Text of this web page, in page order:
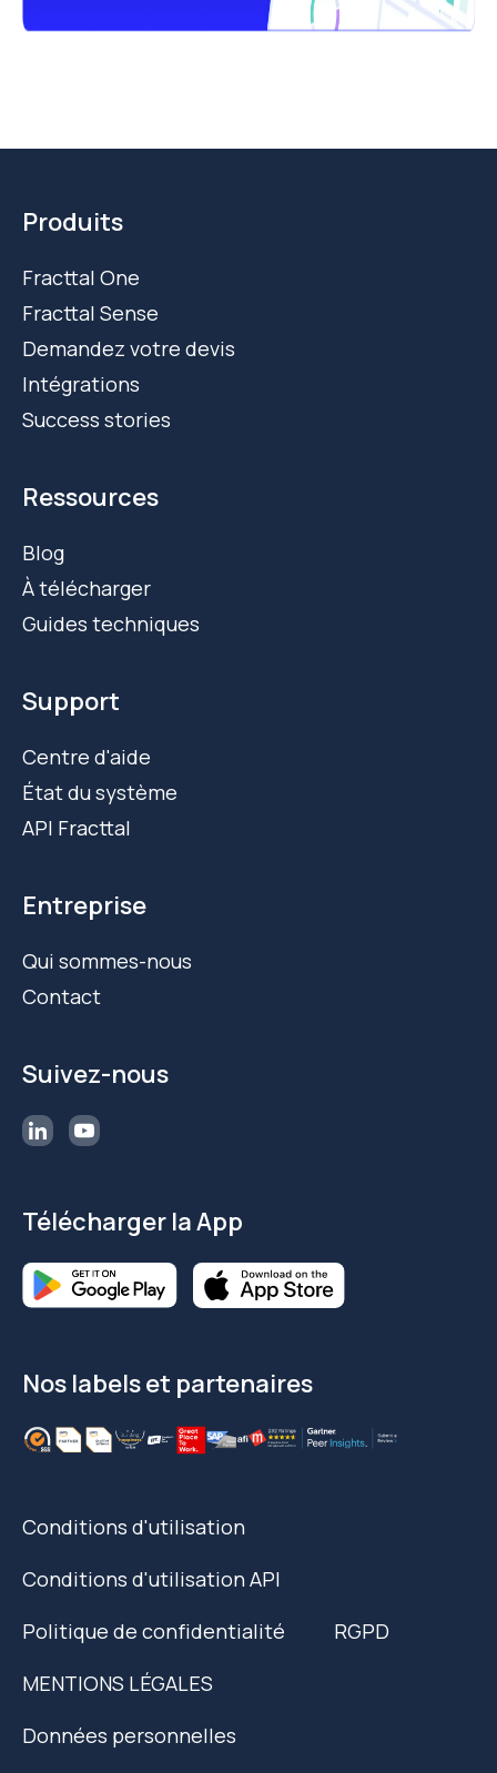
Produits
Fracttal One
Fracttal Sense
Demandez votre devis
Intégrations
Success stories
Ressources
Blog
À télécharger
Guides techniques
Support
Centre d'aide
État du système
API Fracttal
Entreprise
Qui sommes-nous
Contact
Suivez-nous
Télécharger la App
Nos labels et partenaires
Conditions d'utilisation
Conditions d'utilisation API
Politique de confidentialité
RGPD
MENTIONS LÉGALES
Données personnelles